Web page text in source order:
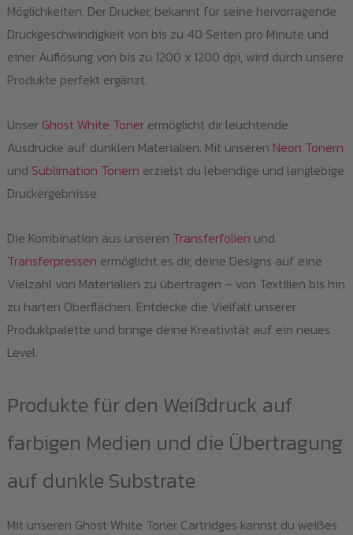
Möglichkeiten. Der Drucker, bekannt für seine hervorragende
Druckgeschwindigkeit von bis zu 40 Seiten pro Minute und
einer Auflösung von bis zu 1200 x 1200 dpi, wird durch unsere
Produkte perfekt ergänzt.
Unser Ghost White Tonerermöglicht dir leuchtende
Ausdrucke auf dunklen Materialien. Mit unseren Neon Tonern
und Sublimation Tonern erzielst du lebendige und langlebige
Druckergebnisse.
Die Kombination aus unseren Transferfolien und
Transferpressen ermöglicht es dir, deine Designs auf eine
Vielzahl von Materialien zu übertragen – von Textilien bis hin
zu harten Oberflächen. Entdecke die Vielfalt unserer
Produktpalette und bringe deine Kreativität auf ein neues
Level.
Produkte für den Weißdruck auf
farbigen Medien und die Übertragung
auf dunkle Substrate
Mit unseren Ghost White Toner Cartridges kannst du weißes